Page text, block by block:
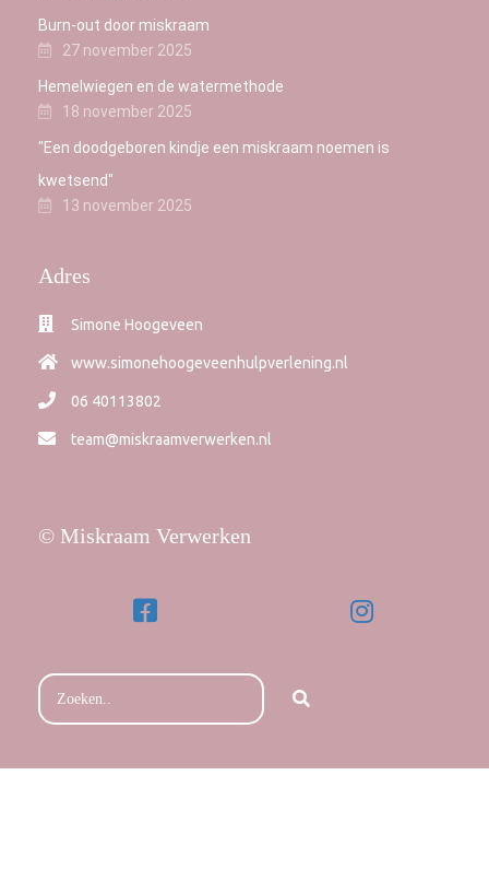
Burn-out door miskraam
27 november 2025
Hemelwiegen en de watermethode
18 november 2025
"Een doodgeboren kindje een miskraam noemen is
kwetsend"
13 november 2025
Adres
Simone Hoogeveen
www.simonehoogeveenhulpverlening.nl
06 40113802
team@miskraamverwerken.nl
© Miskraam Verwerken